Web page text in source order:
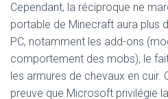
Cependant, la réciproque ne
portable de Minecraft aura plus
PC, notamment les add-ons
comportement des mobs), le
les armures de chevaux en cuir.
preuve que Microsoft privilégie